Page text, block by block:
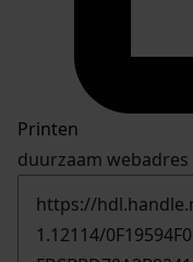
Printen
duurzaam webadres